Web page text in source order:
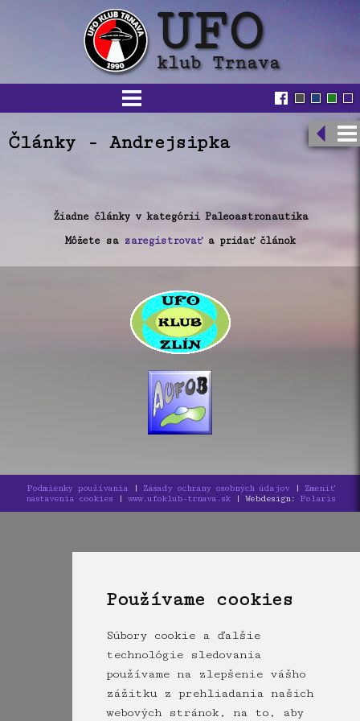
Používame cookies
Súbory cookie a ďalšie
technológie sledovania
používame na zlepšenie vášho
zážitku z prehliadania našich
webových stránok, na to, aby
Články - Andrejsipka
Žiadne články v kategórii Paleoastronautika
Môžete sa zaregistrovaťa pridať článok
Podmienky používania| Zásady ochrany osobných údajov|
Zmeniť
nastavenia cookies| www.ufoklub-trnava.sk| Webdesign: Polaris